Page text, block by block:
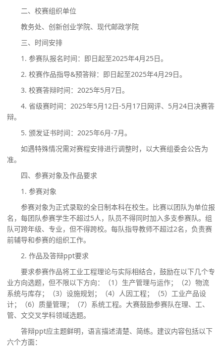
二、校赛组织单位
教务处、 创新创业学院、 现代邮政学院
三、时间安排
1. 参赛队报名时间：即日起至2025年4月25日。
2. 校赛作品指导&预答辩：即日起至2025年4月29日。
3. 校赛答辩时间： 2025年5月7日。
4. 省级赛时间： 2025年5月12日-5月17日网评、 5月24日决赛答
辩。
5. 颁发证书时间： 2025年6月-7月。
如遇特殊情况需对赛程安排进行调整时，以大赛组委会公告为
准。
四、参赛对象及作品要求
1. 参赛对象
参赛对象为正式录取的全日制本科在校生。比赛以团队为单位报
名，每团队参赛学生不超过5人，队员不得同时加入多支参赛队。组
队可跨年级、专业，但不得跨校。每队指导教师不超过2名，负责赛
前辅导和参赛的组织工作。
2. 作品及答辩ppt要求
要求参赛作品将工业工程理论与实际相结合，鼓励在以下几个专
业方向选题，但不限以下方向：（1 ）生产管理与运作；（2）物流
系统与库存；（3）设施规划；（4）人因工程；（5）工业产品设
计；（6）质量管理；（7）系统工程。大赛鼓励参赛队在理、工、
管、文交叉学科领域选题。
答辩ppt应主题鲜明，语言描述清楚、简练。建议内容包括以下
六个方面：